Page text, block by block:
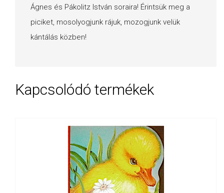
Ágnes és Pákolitz István soraira! Érintsük meg a
piciket, mosolyogjunk rájuk, mozogjunk velük
kántálás közben!
Kapcsolódó termékek